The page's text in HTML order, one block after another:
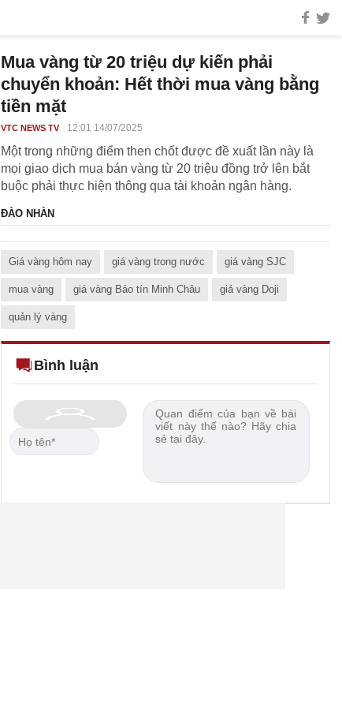
Mua vàng từ 20 triệu dự kiến phải
chuyển khoản: Hết thời mua vàng bằng
tiền mặt
VTC NEWS TV 12:01 14/07/2025
Một trong những điểm then chốt được đề xuất lần này là
mọi giao dịch mua bán vàng từ 20 triệu đồng trở lên bắt
buộc phải thực hiện thông qua tài khoản ngân hàng.
ĐÀO NHÀN
Giá vàng hôm nay giá vàng trong nước giá vàng SJC
mua vàng giá vàng Bảo tín Minh Châu giá vàng Doji
quản lý vàng
Bình luận